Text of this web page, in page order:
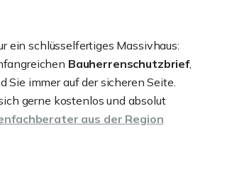
ein schlüsselfertiges Massivhaus:
Bauherrenschutzbrief,
Sie immer auf der sicheren Seite.
gerne kostenlos und absolut
aus der Region